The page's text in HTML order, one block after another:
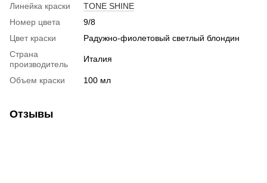
Линейка краски
TONE SHINE
Номер цвета
9/8
Цвет краски
Радужно-фиолетовый светлый блондин
Страна
производитель
Италия
Объем краски 100 мл
Отзывы